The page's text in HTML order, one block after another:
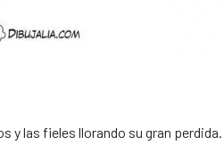
y las fieles llorando su gran perdida.